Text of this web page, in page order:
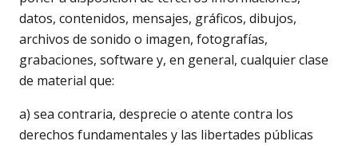
datos, contenidos, mensajes, gráficos, dibujos,
archivos de sonido o imagen, fotografías,
grabaciones, software y, en general, cualquier clase
de material que:
a) sea contraria, desprecie o atente contra los
derechos fundamentales y las libertades públicas